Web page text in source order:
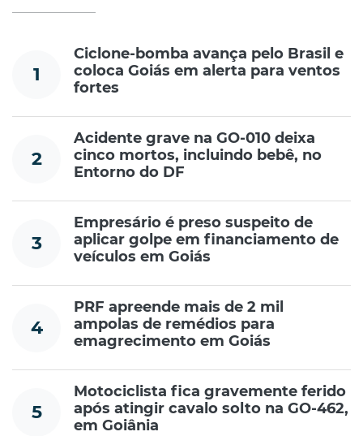
1
Ciclone-bomba avança pelo Brasil e
coloca Goiás em alerta para ventos
fortes
2
Acidente grave na GO-010 deixa
cinco mortos, incluindo bebê, no
Entorno do DF
3
Empresário é preso suspeito de
aplicar golpe em financiamento de
veículos em Goiás
4
PRF apreende mais de 2 mil
ampolas de remédios para
emagrecimento em Goiás
5
Motociclista fica gravemente ferido
após atingir cavalo solto na GO-462,
em Goiânia